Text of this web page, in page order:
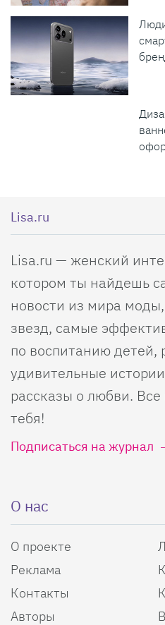
Lisa.ru
Lisa.ru — женский
котором ты найдешь
новости из мира
звезд, самые
по воспитанию детей,
удивительные
рассказы о любви.
тебя!
Подписаться на журнал
О нас
О проекте
Реклама
Контакты
Авторы